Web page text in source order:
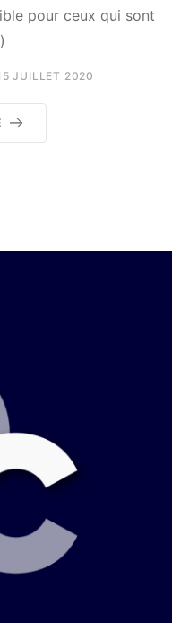
pour ceux qui sont
JUILLET 2020